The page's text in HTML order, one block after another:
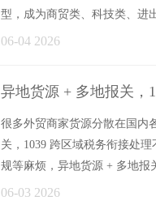
型，成为商贸类、科技类、进
06-04 2026
异地货源 + 多地报关，
很多外贸商家货源分散在国内
关，1039 跨区域税务衔接处
规等麻烦，异地货源 + 多地报
06-03 2026